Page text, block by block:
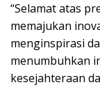
“Selamat atas
memajukan
menginspirasi
menumbuhkan
kesejahteraan